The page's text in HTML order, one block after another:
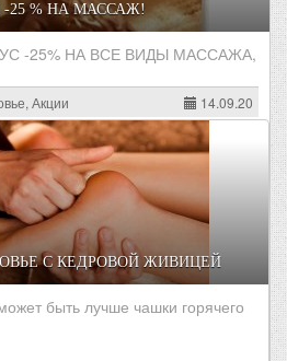
25 % НА МАССАЖ!
-25% НА ВСЕ ВИДЫ МАССАЖА,
Акции 14.09.20
С КЕДРОВОЙ ЖИВИЦЕЙ
быть лучше чашки горячего